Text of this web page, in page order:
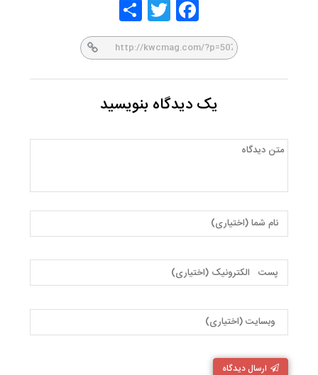
Face
Twitt
یک دیدگاه بنویسید
ارسال دیدگاه